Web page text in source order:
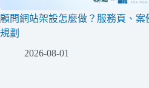
顧問網站架設怎麼做？服務頁、
規劃
2026-08-01